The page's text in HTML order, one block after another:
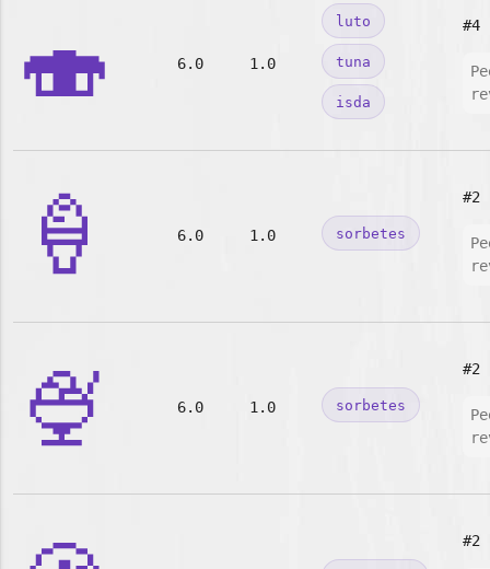
🍣 6.0 1.0
luto
tuna
isda
#4
🍦 6.0 1.0 sorbetes
#2
🍨 6.0 1.0 sorbetes
#2
#2